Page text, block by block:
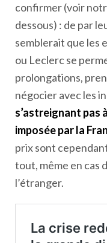
confirmer (voir
dessous) : de par
semblerait que les
ou Leclerc se
prolongations,
négocier avec les
s’astreignant pas
imposée par la
prix sont
tout, même en cas
l’étranger.